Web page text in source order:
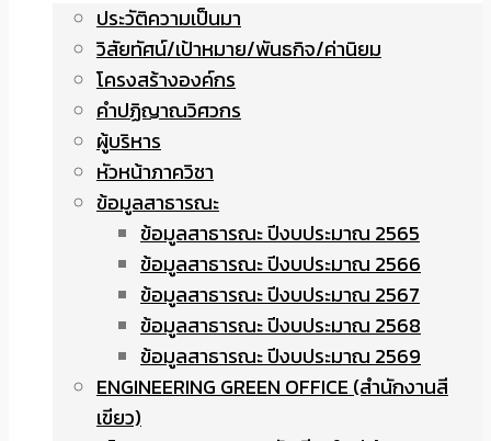
ประวัติความเป็นมา
วิสัยทัศน์/เป้าหมาย/พันธกิจ/ค่านิยม
โครงสร้างองค์กร
คำปฏิญาณวิศวกร
ผู้บริหาร
หัวหน้าภาควิชา
ข้อมูลสาธารณะ
ข้อมูลสาธารณะ ปีงบประมาณ 2565
ข้อมูลสาธารณะ ปีงบประมาณ 2566
ข้อมูลสาธารณะ ปีงบประมาณ 2567
ข้อมูลสาธารณะ ปีงบประมาณ 2568
ข้อมูลสาธารณะ ปีงบประมาณ 2569
ENGINEERING GREEN OFFICE (สำนักงานสี
เขียว)